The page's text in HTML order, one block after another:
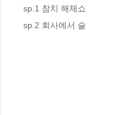
sp.1 참치 해체쇼
sp.2 회사에서 술